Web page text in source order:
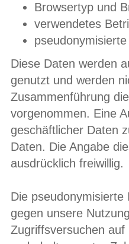
Browsertyp und
verwendetes
Diese Daten werden
genutzt und werden
Zusammenführung
vorgenommen. Eine
geschäftlicher Daten
Daten. Die Angabe
ausdrücklich freiwillig.
Die
gegen unsere
Zugriffsversuchen